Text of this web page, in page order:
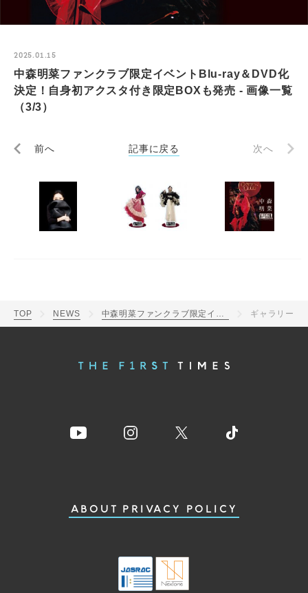
2025.01.15
中森明菜ファンクラブ限定イベントBlu-ray＆DVD化
決定！自身初アクスタ付き限定BOXも発売 - 画像一覧
（3/3）
前へ 記事に戻る 次へ
TOP NEWS ギャラリー
ABOUT PRIVACY POLICY